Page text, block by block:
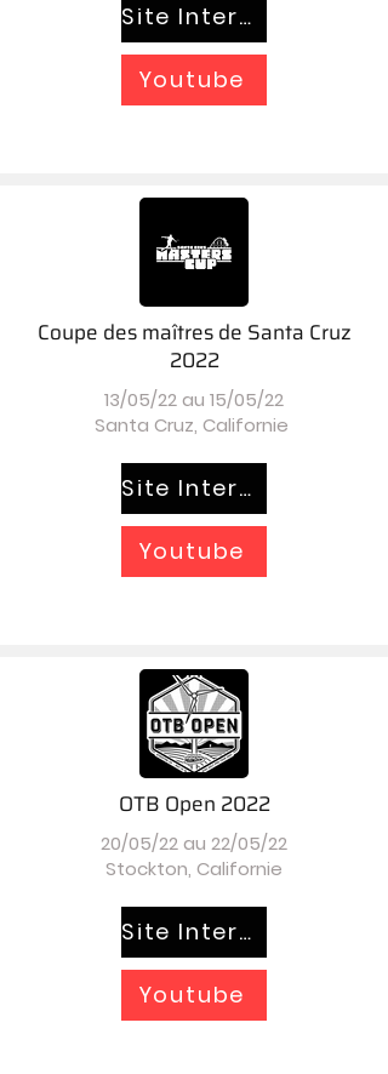
Site Internet
Youtube
Coupe des maîtres de Santa Cruz
2022
13/05/22 au 15/05/22
Santa Cruz, Californie
Site Internet
Youtube
OTB Open 2022
20/05/22 au 22/05/22
Stockton, Californie
Site Internet
Youtube